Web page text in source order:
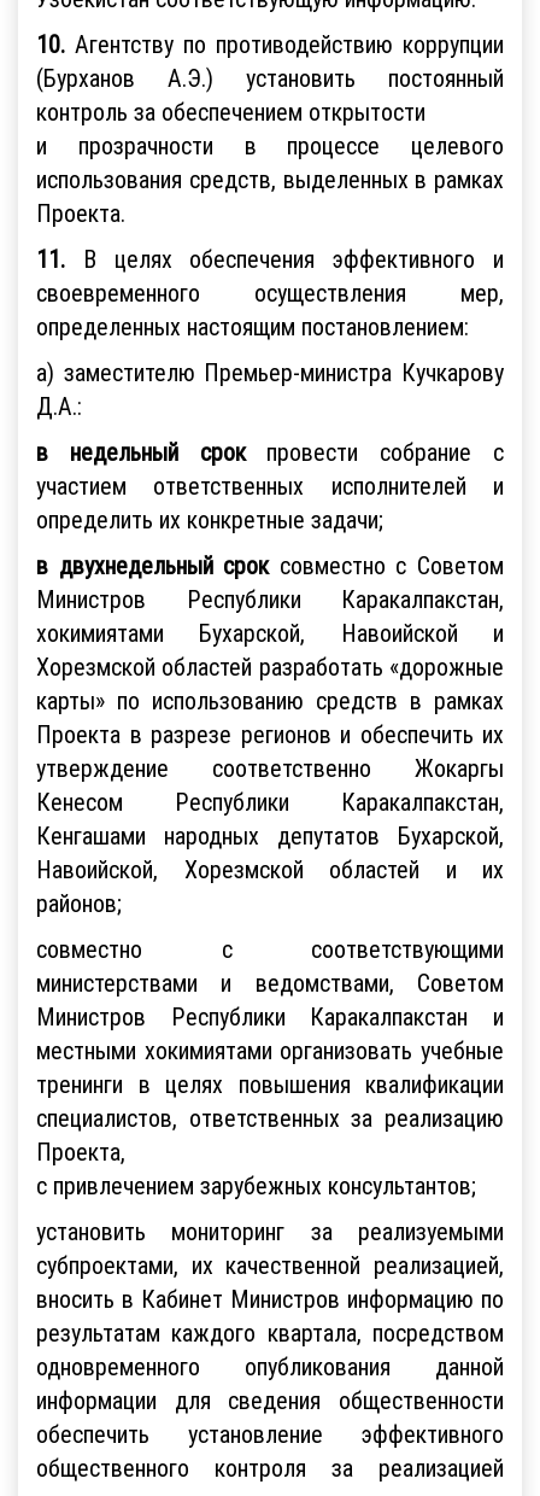
10. Агентству по противодействию коррупции
(Бурханов А.Э.) установить постоянный
контроль за обеспечением открытости
и прозрачности в процессе целевого
использования средств, выделенных в рамках
Проекта.
11. В целях обеспечения эффективного и
своевременного осуществления мер,
определенных настоящим постановлением:
а) заместителю Премьер-министра Кучкарову
Д.А.:
в недельный срокпровести собрание с
участием ответственных исполнителей и
определить их конкретные задачи;
в двухнедельный сроксовместно с Советом
Министров Республики Каракалпакстан,
хокимиятами Бухарской, Навоийской и
Хорезмской областей разработать «дорожные
карты» по использованию средств в рамках
Проекта в разрезе регионов и обеспечить их
утверждение соответственно Жокаргы
Кенесом Республики Каракалпакстан,
Кенгашами народных депутатов Бухарской,
Навоийской, Хорезмской областей и их
районов;
совместно с соответствующими
министерствами и ведомствами, Советом
Министров Республики Каракалпакстан и
местными хокимиятами организовать учебные
тренинги в целях повышения квалификации
специалистов, ответственных за реализацию
Проекта,
с привлечением зарубежных консультантов;
установить мониторинг за реализуемыми
субпроектами, их качественной реализацией,
вносить в Кабинет Министров информацию по
результатам каждого квартала, посредством
одновременного опубликования данной
информации для сведения общественности
обеспечить установление эффективного
общественного контроля за реализацией